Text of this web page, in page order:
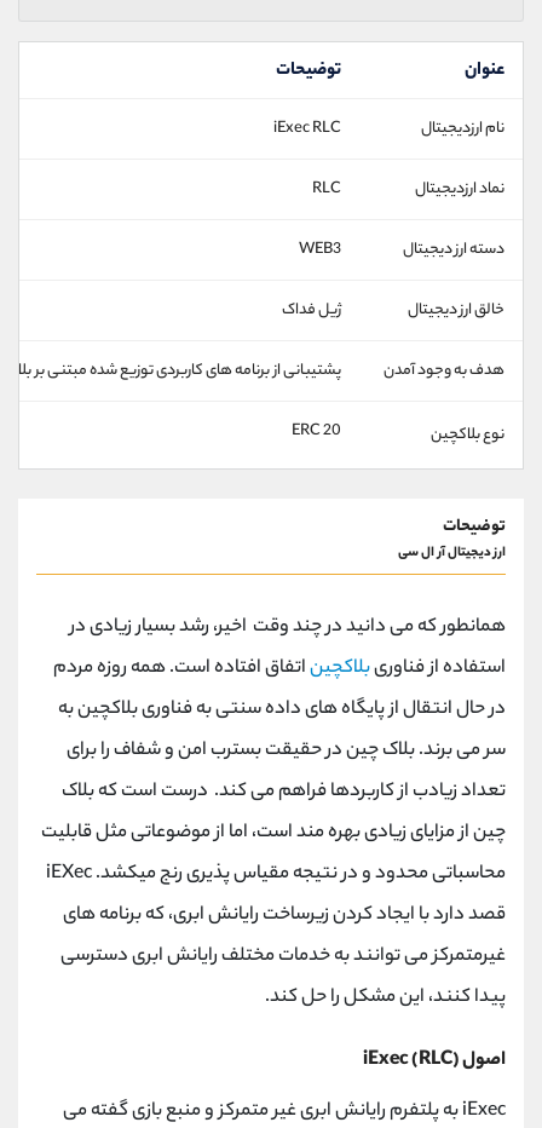
عنوان توضیحات
نام ارزدیجیتال iExec RLC
نماد ارزدیجیتال RLC
دسته ارز دیجیتال WEB3
خالق ارز دیجیتال ژیل فداک
هدف به وجود آمدن پشتیبانی از برنامه های کاربردی توزیع شده مبتنی بر
نوع بلاکچین ERC 20
توضیحات
ارز دیجیتال آر ال سی
همانطور که می دانید در چند وقت اخیر، رشد بسیار زیادی در
استفاده از فناوریبلاکچیناتفاق افتاده است. همه روزه مردم
در حال انتقال از پایگاه های داده سنتی به فناوری بلاکچین به
سر می برند. بلاک چین در حقیقت بسترب امن و شفاف را برای
تعداد زیادب از کاربردها فراهم می کند. درست است که بلاک
چین از مزایای زیادی بهره مند است، اما از موضوعاتی مثل قابلیت
محاسباتی محدود و در نتیجه مقیاس پذیری رنج میکشد. iEXec
قصد دارد با ایجاد کردن زیرساخت رایانش ابری، که برنامه های
غیرمتمرکز می توانند به خدمات مختلف رایانش ابری دسترسی
پیدا کنند، این مشکل را حل کند.
اصول iExec (RLC)
iExec به پلتفرم رایانش ابری غیر متمرکز و منبع بازی گفته می